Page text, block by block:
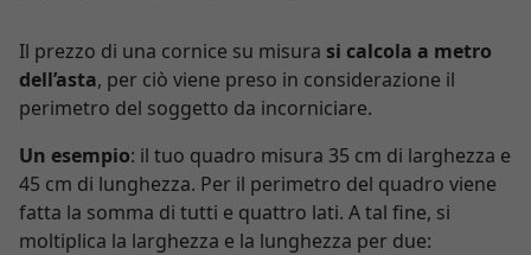
Il prezzo di una cornice su misura si calcola a metro
dell’asta, per ciò viene preso in considerazione il
perimetro del soggetto da incorniciare.
Un esempio: il tuo quadro misura 35 cm di larghezza e
45 cm di lunghezza. Per il perimetro del quadro viene
fatta la somma di tutti e quattro lati. A tal fine, si
moltiplica la larghezza e la lunghezza per due: